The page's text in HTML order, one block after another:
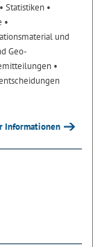
• Statistiken •
•
und
Geo-
•
Informationen